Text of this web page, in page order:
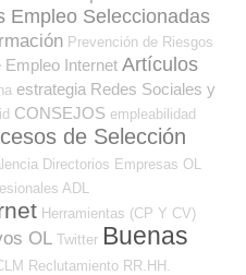
Empleo Seleccionadas
Prevención de Riesgos
Empleo Internet Artículos
estrategia Redes Sociales y
CONSEJOS empleabilidad
de Selección
Directorios Empresas OL
ADL
Herramientas (CP Y CV)
OL Twitter Buenas
Reclutamiento RR.HH.